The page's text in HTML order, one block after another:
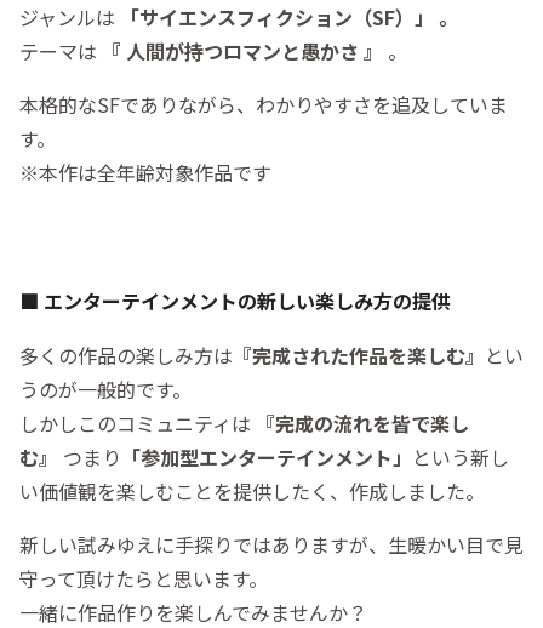
ジャンルは
「サイエンスフィクション（SF）」 。
テーマは 『 人間が持つロマンと愚かさ 』
。
本格的なSFでありながら、わかりやすさを追及していま
す。
※本作は全年齢対象作品です
■ エンターテインメントの新しい楽しみ方の提供
多くの作品の楽しみ方は 『完成された作品を楽しむ』 とい
うのが一般的です。
しかしこのコミュニティは 『完成の流れを皆で楽し
む』 つまり 「参加型エンターテインメント」 という新し
い価値観を楽しむことを提供したく、作成しました。
新しい試みゆえに手探りではありますが、生暖かい目で見
守って頂けたらと思います。
一緒に作品作りを楽しんでみませんか？